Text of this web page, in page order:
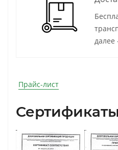
Прайс-лист
Сертификаты